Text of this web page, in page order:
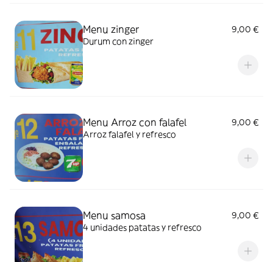
Menu zinger
9,00 €
Durum con zinger
Menu Arroz con falafel
9,00 €
Arroz falafel y refresco
Menu samosa
9,00 €
4 unidades patatas y refresco